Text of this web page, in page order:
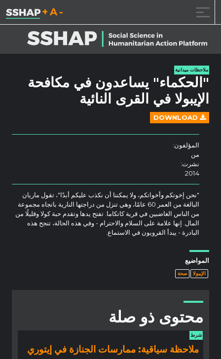
تقليل حجم الخط.
إعادة ضبط حجم
زيادة حجم
ملاحظات ميدانية
"الحكماء" يساعدون في مكافحة
الإيبولا في القرى النائية
DOWNLOAD
المؤلفون:
من
نشرت:
2014
"نحن إخوتكم وأخواتكم، ولا يمكننا أن نكذب عليكم أبدًا"، تقول ماريان
البالغة من العمر 60 عامًا، وهي تنزل من دراجتها النارية باتجاه مجموعة
من الناس الغاضبين في قرية كاتكاما. تفتح يدها وتقدم حبة كولا وقليلًا من
المال. إنها علامة على السلام والاحترام - وفي هذه الحالة، تنجح هذه
البادرة - يبدأ القرويون في الاستماع.
المواضيع
الإيبولا صحة
محتوى ذو صلة
شرط
ملاحظة سياقية: ممارسات الجنازة في إيتوري